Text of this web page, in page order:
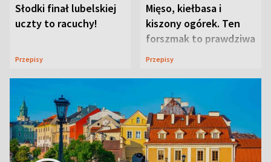
Słodki finał lubelskiej
uczty to racuchy!
Przepisy
Mięso, kiełbasa i
kiszony ogórek. Ten
forszmak to prawdziwa
uczta
Przepisy